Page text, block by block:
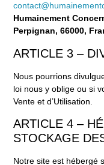
Humainement
Perpignan, 66000,
ARTICLE 3 –
Nous pourrions
loi nous y oblige ou si
Vente et d’Utilisation.
ARTICLE 4 –
STOCKAGE
Notre site est hébergé